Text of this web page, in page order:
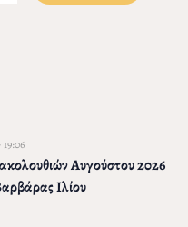
Αυγούστου 2026
Ιλίου